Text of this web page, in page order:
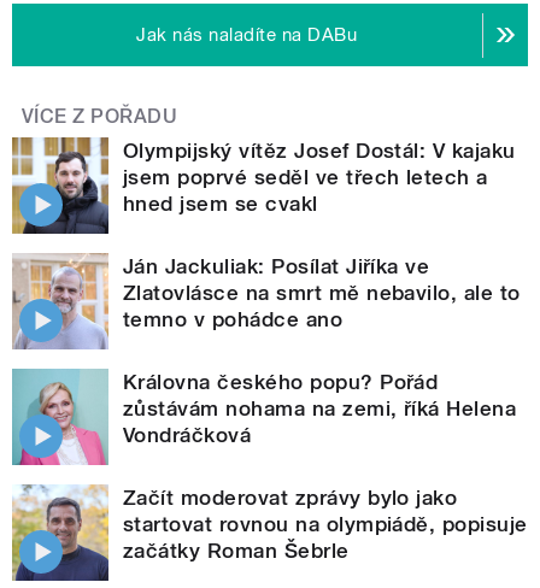
Jak nás naladíte na DABu
VÍCE Z POŘADU
Olympijský vítěz Josef Dostál: V kajaku
jsem poprvé seděl ve třech letech a
hned jsem se cvakl
Ján Jackuliak: Posílat Jiříka ve
Zlatovlásce na smrt mě nebavilo, ale to
temno v pohádce ano
Královna českého popu? Pořád
zůstávám nohama na zemi, říká Helena
Vondráčková
Začít moderovat zprávy bylo jako
startovat rovnou na olympiádě, popisuje
začátky Roman Šebrle